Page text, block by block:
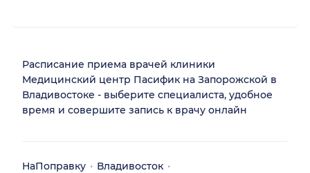
Расписание приема врачей клиники
Медицинский центр Пасифик на Запорожской в
Владивостоке - выберите специалиста, удобное
время и совершите запись к врачу онлайн
НаПоправку
Владивосток